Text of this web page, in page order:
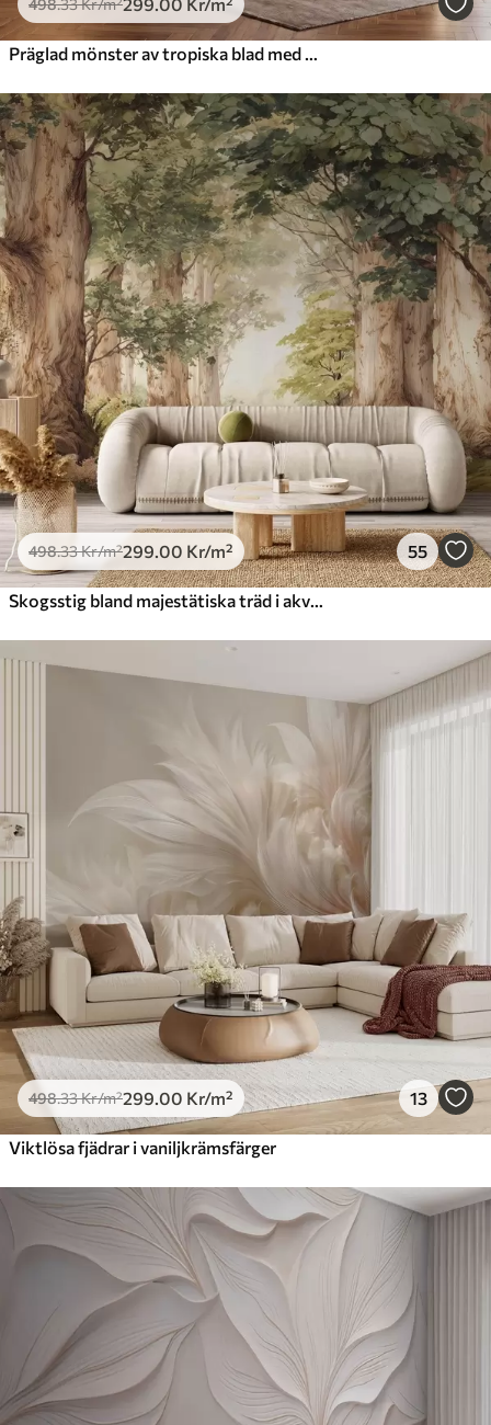
498.33Kr/m²299 .00 Kr/m² 55
498.33Kr/m²299 .00 Kr/m² 13
Viktlösa fjädrar i vaniljkrämsfärger